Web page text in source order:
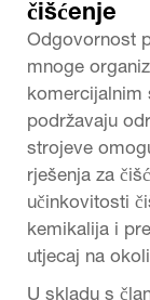
čišćenje
Odgovornost
mnoge
komercijalnim
podržavaju
strojeve
rješenja za
učinkovitosti
kemikalija i
utjecaj na
U skladu s